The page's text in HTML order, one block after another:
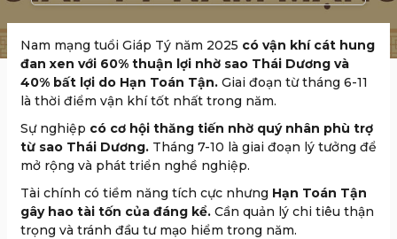
Nam mạng tuổi Giáp Tý năm 2025 có vận khí cát hung
đan xen với 60% thuận lợi nhờ sao Thái Dương và
40% bất lợi do Hạn Toán Tận. Giai đoạn từ tháng 6-11
là thời điểm vận khí tốt nhất trong năm.
Sự nghiệp có cơ hội thăng tiến nhờ quý nhân phù trợ
từ sao Thái Dương. Tháng 7-10 là giai đoạn lý tưởng để
mở rộng và phát triển nghề nghiệp.
Tài chính có tiềm năng tích cực nhưng Hạn Toán Tận
gây hao tài tốn của đáng kể. Cần quản lý chi tiêu thận
trọng và tránh đầu tư mạo hiểm trong năm.